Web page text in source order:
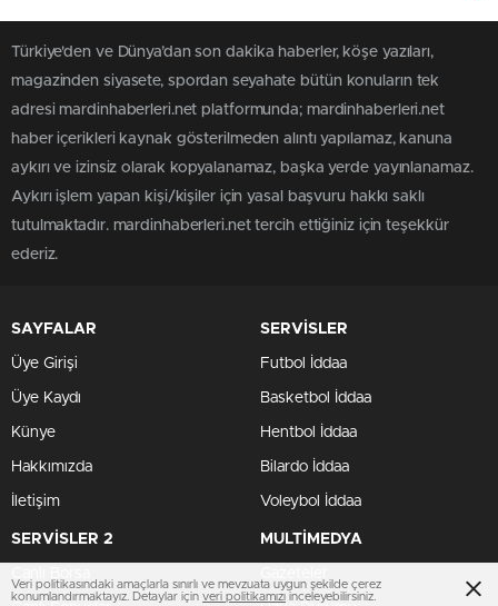
Türkiye'den ve Dünya’dan son dakika haberler, köşe yazıları,
magazinden siyasete, spordan seyahate bütün konuların tek
adresi mardinhaberleri.net platformunda; mardinhaberleri.net
haber içerikleri kaynak gösterilmeden alıntı yapılamaz, kanuna
aykırı ve izinsiz olarak kopyalanamaz, başka yerde yayınlanamaz.
Aykırı işlem yapan kişi/kişiler için yasal başvuru hakkı saklı
tutulmaktadır. mardinhaberleri.net tercih ettiğiniz için teşekkür
ederiz.
SAYFALAR
Üye Girişi
Üye Kaydı
Künye
Hakkımızda
İletişim
SERVİSLER
Futbol İddaa
Basketbol İddaa
Hentbol İddaa
Bilardo İddaa
Voleybol İddaa
SERVİSLER 2 MULTİMEDYA
Veri politikasındaki amaçlarla sınırlı ve mevzuata uygun şekilde çerez
konumlandırmaktayız. Detaylar için veri politikamızı inceleyebilirsiniz.